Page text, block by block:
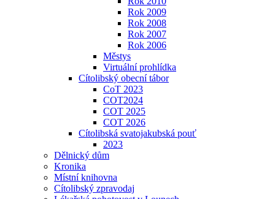
Rok 2009
Rok 2008
Rok 2007
Rok 2006
Městys
Virtuální prohlídka
Cítolibský obecní tábor
CoT 2023
COT2024
COT 2025
COT 2026
Cítolibská svatojakubská pouť
2023
Dělnický dům
Kronika
Místní knihovna
Cítolibský zpravodaj